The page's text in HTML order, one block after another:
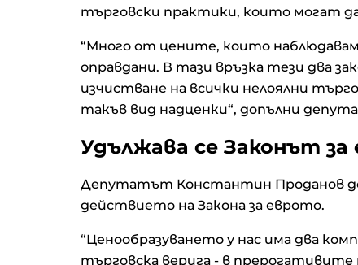
търговски практики, които могат
“Много от цените, които
оправдани. В тази връзка тези два
изчистване на всички нелоялни
такъв вид надценки“, допълни
Удължава се Законът
Депутатът Константин Проданов
действието на Закона за еврото.
“Ценообразуването у нас има два
търговска верига - в